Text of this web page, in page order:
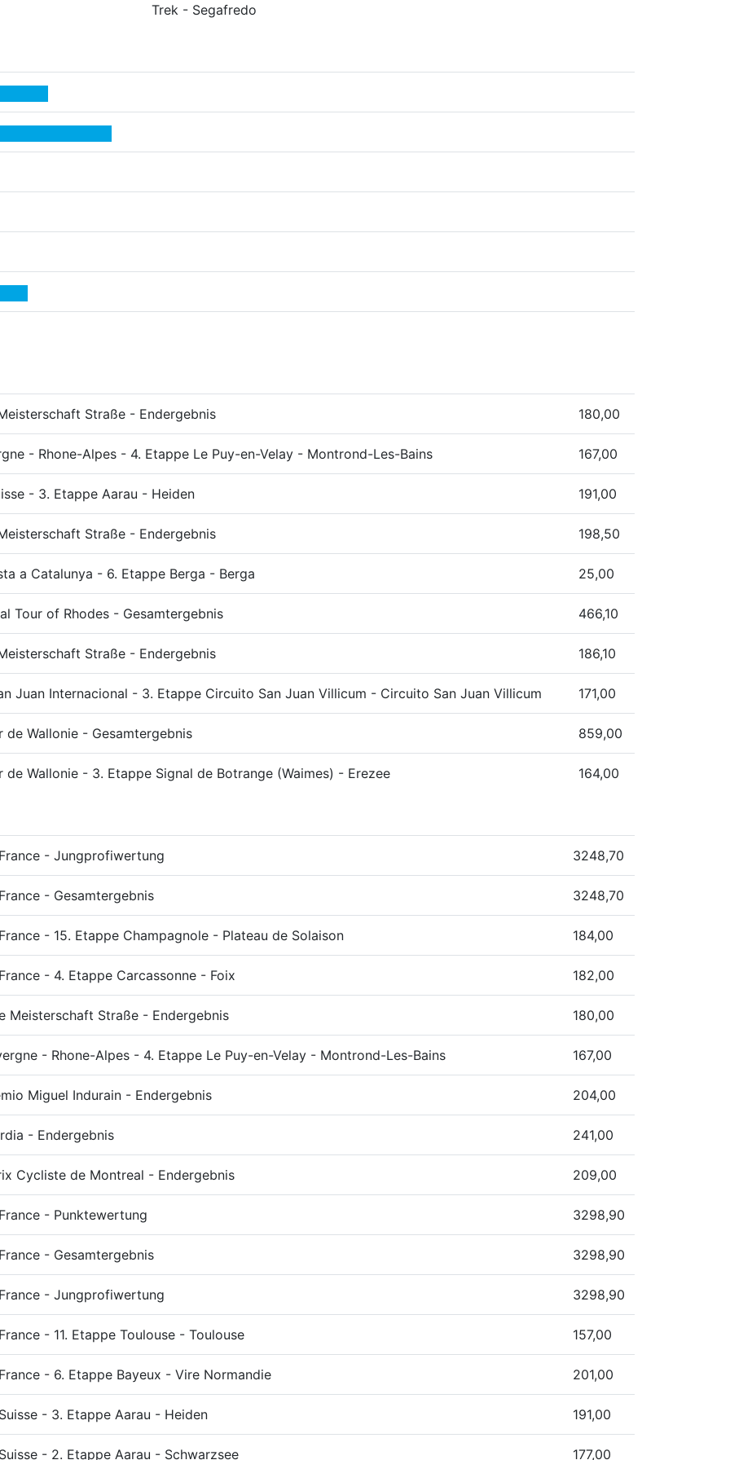
Trek - Segafredo
Straße - Endergebnis 180,00
- Rhone-Alpes - 4. Etappe Le Puy-en-Velay - Montrond-Les-Bains 167,00
- 3. Etappe Aarau - Heiden 191,00
Straße - Endergebnis 198,50
a Catalunya - 6. Etappe Berga - Berga 25,00
Tour of Rhodes - Gesamtergebnis 466,10
Straße - Endergebnis 186,10
Juan Internacional - 3. Etappe Circuito San Juan Villicum - Circuito San Juan Villicum 171,00
de Wallonie - Gesamtergebnis 859,00
de Wallonie - 3. Etappe Signal de Botrange (Waimes) - Erezee 164,00
- Jungprofiwertung 3248,70
- Gesamtergebnis 3248,70
- 15. Etappe Champagnole - Plateau de Solaison 184,00
- 4. Etappe Carcassonne - Foix 182,00
Meisterschaft Straße - Endergebnis 180,00
- Rhone-Alpes - 4. Etappe Le Puy-en-Velay - Montrond-Les-Bains 167,00
Miguel Indurain - Endergebnis 204,00
- Endergebnis 241,00
Cycliste de Montreal - Endergebnis 209,00
- Punktewertung 3298,90
- Gesamtergebnis 3298,90
- Jungprofiwertung 3298,90
- 11. Etappe Toulouse - Toulouse 157,00
- 6. Etappe Bayeux - Vire Normandie 201,00
- 3. Etappe Aarau - Heiden 191,00
- 2. Etappe Aarau - Schwarzsee 177,00